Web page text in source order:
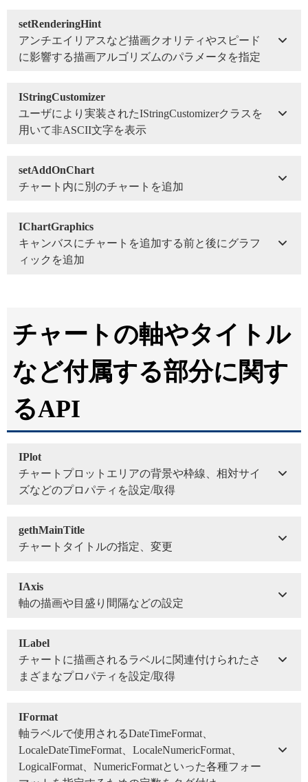
setRenderingHint
アンチエイリアスなど描画クオリティやスピード
に影響する描画アルゴリズムのパラメータを指定
IStringCustomizer
ユーザにより実装されたIStringCustomizerクラスを
用いて非ASCII文字を表示
setAddOnChart
チャート内に別のチャートを追加
IChartGraphics
キャンバスにチャートを追加する前と後にグラフ
ィックを追加
チャートの軸やタイトル
など付属する部分に関す
るAPI
IPlot
チャートプロットエリアの背景や枠線、相対サイ
ズなどのプロパティを設定/取得
gethMainTitle
チャートタイトルの指定、変更
IAxis
軸の描画や目盛り間隔などの設定
ILabel
チャートに描画されるラベルに関連付けられたさ
まざまなプロパティを設定/取得
IFormat
軸ラベルで使用されるDateTimeFormat、
LocaleDateTimeFormat、LocaleNumericFormat、
LogicalFormat、NumericFormatといった各種フォー